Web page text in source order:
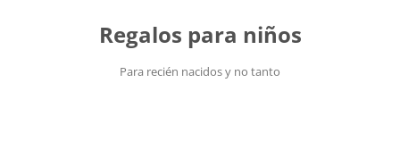
Regalos para niños
Para recién nacidos y no tanto